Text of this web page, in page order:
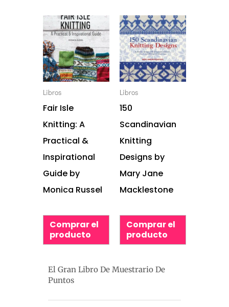
Libros
Fair Isle
Knitting: A
Practical &
Inspirational
Guide by
Monica Russel
Comprar el
producto
Libros
150
Scandinavian
Knitting
Designs by
Mary Jane
Macklestone
Comprar el
producto
El Gran Libro De Muestrario De
Puntos